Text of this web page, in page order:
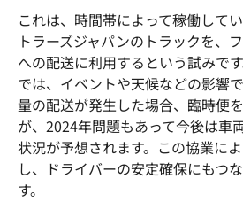
これは、時間帯によって稼働して
トラーズジャパンのトラックを、
への配送に利用するという試みで
では、イベントや天候などの影響
量の配送が発生した場合、臨時便
が、2024年問題もあって今後は車
状況が予想されます。この協業に
し、ドライバーの安定確保にもつ
す。